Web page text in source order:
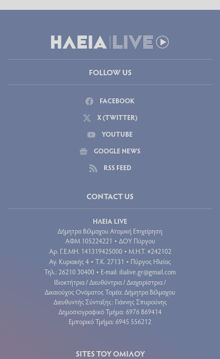
FOLLOW US
FACEBOOK
X (TWITTER)
YOUTUBE
GOOGLE NEWS
RSS FEED
CONTACT US
ΗΛΕΙΑ LIVE
Δήμητρα Βέλμαχου Ατομική Επιχείρηση
ΑΦΜ 105224221 • ΔΟΥ Πύργου
Aρ. Γ.Ε.ΜΗ. 141319425000 • Μ.Η.Τ. #242102
Αγ. Κυριακής 4 • Τ.Κ. 27131 • Πύργος Ηλείας
Τηλ.: 26210 30400 • E-mail: ilialive.gr@gmail.com
Ιδιοκτήτρια / Διευθύντρια / Διαχειρίστρια /
Δικαιούχος Ονόματος Τομέα: Δήμητρα Βέλμαχου
Διευθυντής Σύνταξης: Γιάννης Σπυρούνης
Δημοσιογραφικό Τμήμα: 6976 869414
Εμπορικό Τμήμα: 6945 556212
SITES ΤΟΥ ΟΜΙΛΟΥ